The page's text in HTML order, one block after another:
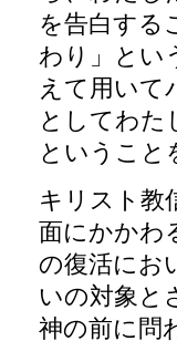
を告白する
わり」とい
えて用いて
としてわた
ということ
キリスト教
面にかかわ
の復活にお
いの対象と
神の前に問